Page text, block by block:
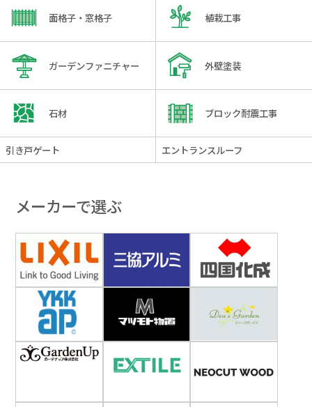
面格子・窓格子 植栽工事
ガーデンファニチャー 外壁塗装
石材 ブロック耐震工事
引き戸ゲート エントランスルーフ
メーカーで選ぶ